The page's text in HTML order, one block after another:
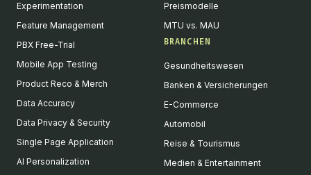
Experimentation
Feature Management
PBX Free-Trial
Mobile App Testing
Product Reco & Merch
Data Accuracy
Data Privacy & Security
Single Page Application
AI Personalization
Preismodelle
MTU vs. MAU
BRANCHEN
Gesundheitswesen
Banken & Versicherungen
E-Commerce
Automobil
Reise & Tourismus
Medien & Entertainment